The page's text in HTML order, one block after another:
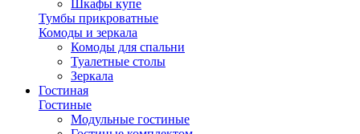
Шкафы купе
Тумбы прикроватные
Комоды и зеркала
Комоды для спальни
Туалетные столы
Зеркала
Гостиная
Гостиные
Модульные гостиные